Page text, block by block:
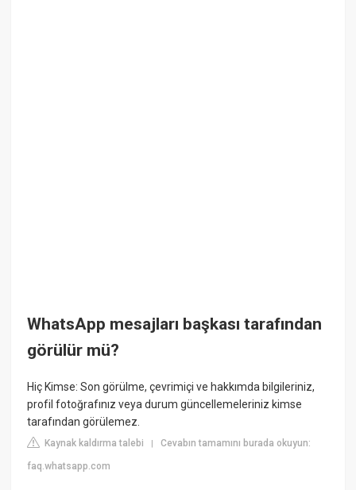
WhatsApp mesajları başkası tarafından
görülür mü?
Hiç Kimse: Son görülme, çevrimiçi ve hakkımda bilgileriniz,
profil fotoğrafınız veya durum güncellemeleriniz kimse
tarafından görülemez.
Kaynak kaldırma talebi |Cevabın tamamını burada okuyun:
faq.whatsapp.com